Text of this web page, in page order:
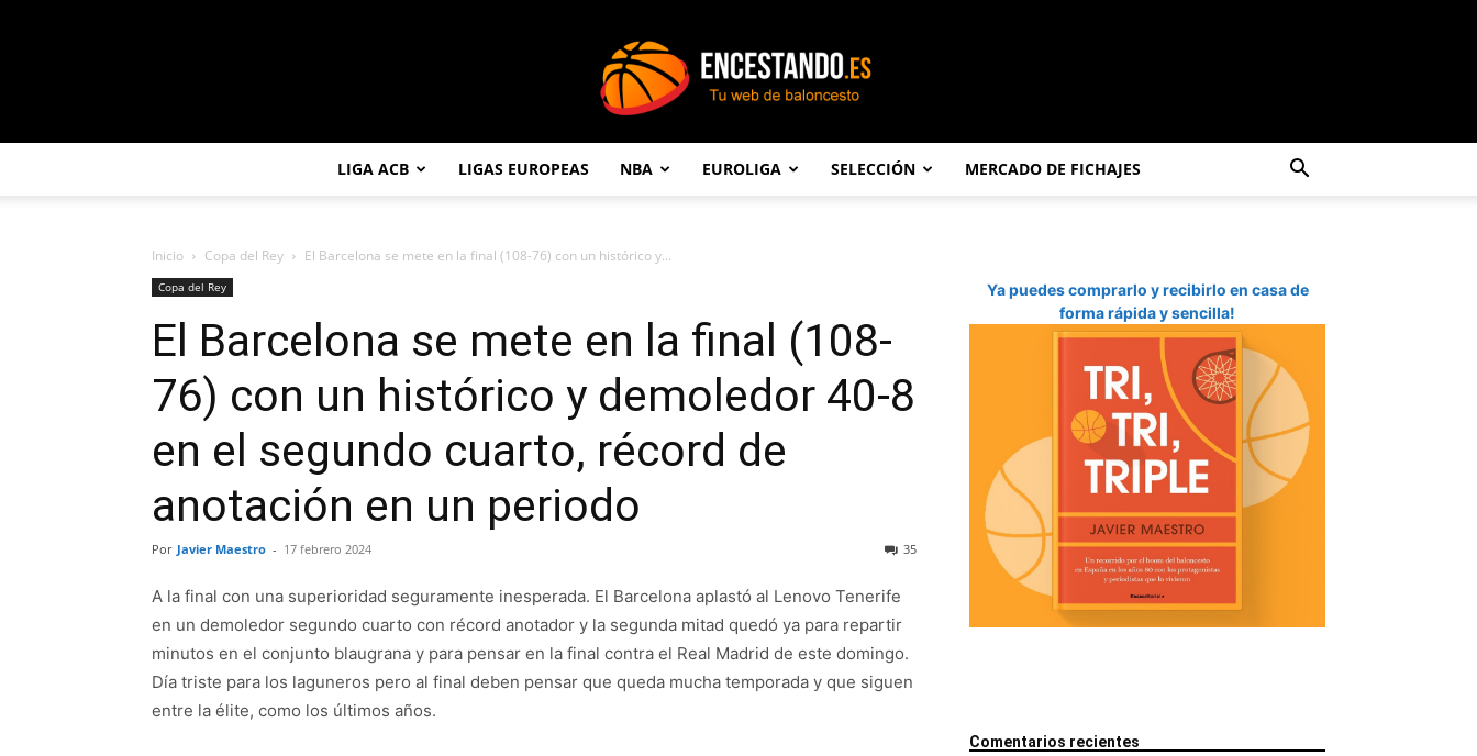
LIGA ACB LIGAS EUROPEAS NBA EUROLIGA SELECCIÓN MERCADO DE FICHAJES
Inicio Copa del Rey El Barcelona se mete en la final (108-76) con un histórico y...
Copa del Rey
El Barcelona se mete en la final (108-
76) con un histórico y demoledor 40-8
en el segundo cuarto, récord de
anotación en un periodo
Por Javier Maestro - 17 febrero 2024 35
A la final con una superioridad seguramente inesperada. El Barcelona aplastó al Lenovo Tenerife
en un demoledor segundo cuarto con récord anotador y la segunda mitad quedó ya para repartir
minutos en el conjunto blaugrana y para pensar en la final contra el Real Madrid de este domingo.
Día triste para los laguneros pero al final deben pensar que queda mucha temporada y que siguen
entre la élite, como los últimos años.
Ya puedes comprarlo y recibirlo en casa de
forma rápida y sencilla!
Comentarios recientes